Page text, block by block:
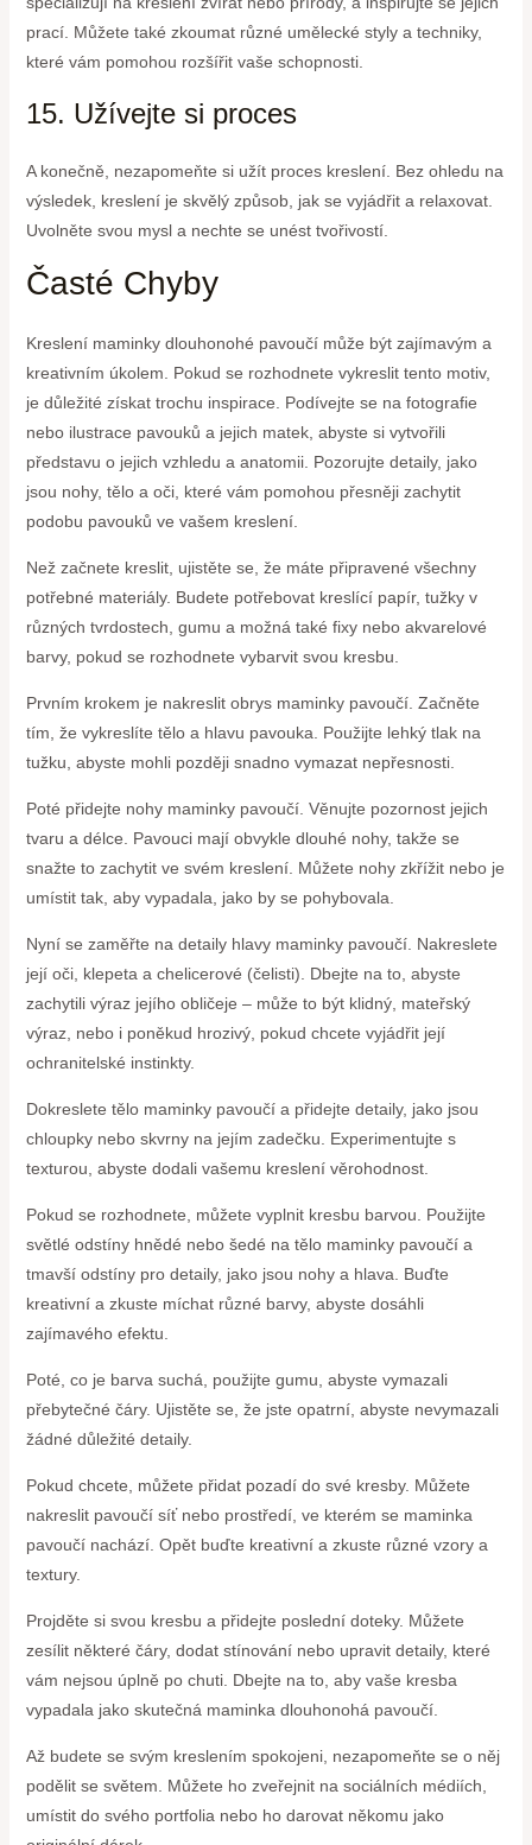
prací. Můžete také zkoumat různé umělecké styly a techniky,
které vám pomohou rozšířit vaše schopnosti.
15. Užívejte si proces
A konečně, nezapomeňte si užít proces kreslení. Bez ohledu na
výsledek, kreslení je skvělý způsob, jak se vyjádřit a relaxovat.
Uvolněte svou mysl a nechte se unést tvořivostí.
Časté Chyby
Kreslení maminky dlouhonohé pavoučí může být zajímavým a
kreativním úkolem. Pokud se rozhodnete vykreslit tento motiv,
je důležité získat trochu inspirace. Podívejte se na fotografie
nebo ilustrace pavouků a jejich matek, abyste si vytvořili
představu o jejich vzhledu a anatomii. Pozorujte detaily, jako
jsou nohy, tělo a oči, které vám pomohou přesněji zachytit
podobu pavouků ve vašem kreslení.
Než začnete kreslit, ujistěte se, že máte připravené všechny
potřebné materiály. Budete potřebovat kreslící papír, tužky v
různých tvrdostech, gumu a možná také fixy nebo akvarelové
barvy, pokud se rozhodnete vybarvit svou kresbu.
Prvním krokem je nakreslit obrys maminky pavoučí. Začněte
tím, že vykreslíte tělo a hlavu pavouka. Použijte lehký tlak na
tužku, abyste mohli později snadno vymazat nepřesnosti.
Poté přidejte nohy maminky pavoučí. Věnujte pozornost jejich
tvaru a délce. Pavouci mají obvykle dlouhé nohy, takže se
snažte to zachytit ve svém kreslení. Můžete nohy zkřížit nebo je
umístit tak, aby vypadala, jako by se pohybovala.
Nyní se zaměřte na detaily hlavy maminky pavoučí. Nakreslete
její oči, klepeta a chelicerové (čelisti). Dbejte na to, abyste
zachytili výraz jejího obličeje – může to být klidný, mateřský
výraz, nebo i poněkud hrozivý, pokud chcete vyjádřit její
ochranitelské instinkty.
Dokreslete tělo maminky pavoučí a přidejte detaily, jako jsou
chloupky nebo skvrny na jejím zadečku. Experimentujte s
texturou, abyste dodali vašemu kreslení věrohodnost.
Pokud se rozhodnete, můžete vyplnit kresbu barvou. Použijte
světlé odstíny hnědé nebo šedé na tělo maminky pavoučí a
tmavší odstíny pro detaily, jako jsou nohy a hlava. Buďte
kreativní a zkuste míchat různé barvy, abyste dosáhli
zajímavého efektu.
Poté, co je barva suchá, použijte gumu, abyste vymazali
přebytečné čáry. Ujistěte se, že jste opatrní, abyste nevymazali
žádné důležité detaily.
Pokud chcete, můžete přidat pozadí do své kresby. Můžete
nakreslit pavoučí síť nebo prostředí, ve kterém se maminka
pavoučí nachází. Opět buďte kreativní a zkuste různé vzory a
textury.
Projděte si svou kresbu a přidejte poslední doteky. Můžete
zesílit některé čáry, dodat stínování nebo upravit detaily, které
vám nejsou úplně po chuti. Dbejte na to, aby vaše kresba
vypadala jako skutečná maminka dlouhonohá pavoučí.
Až budete se svým kreslením spokojeni, nezapomeňte se o něj
podělit se světem. Můžete ho zveřejnit na sociálních médiích,
umístit do svého portfolia nebo ho darovat někomu jako